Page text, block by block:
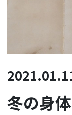
冬の身